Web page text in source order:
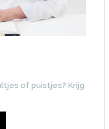
of puistjes? Krijg